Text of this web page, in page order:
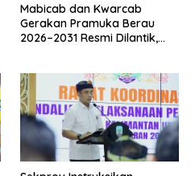
Mabicab dan Kwarcab
Gerakan Pramuka Berau
2026–2031 Resmi Dilantik,